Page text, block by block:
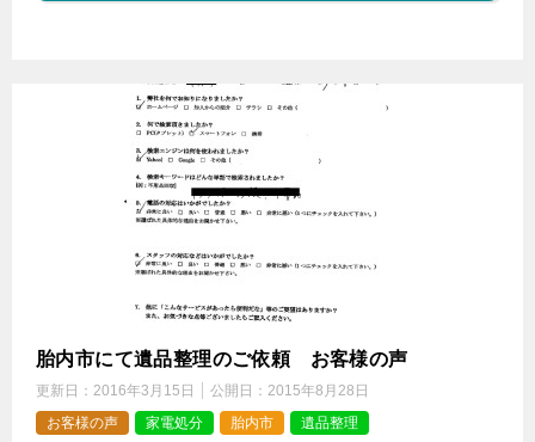
胎内市にて遺品整理のご依頼 お客様の声
更新日： 2016年3月15日 公開日： 2015年8月28日
お客様の声
家電処分 胎内市 遺品整理